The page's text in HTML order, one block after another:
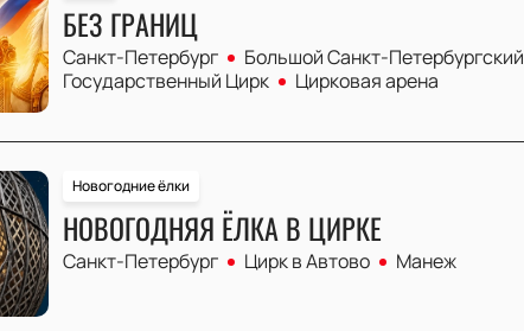
БЕЗ ГРАНИЦ
Санкт-Петербург
Большой Cанкт-Петербургский
Государственный Цирк
Цирковая арена
Новогодние ёлки
НОВОГОДНЯЯ ЁЛКА В ЦИРКЕ
Санкт-Петербург Цирк в Автово Манеж